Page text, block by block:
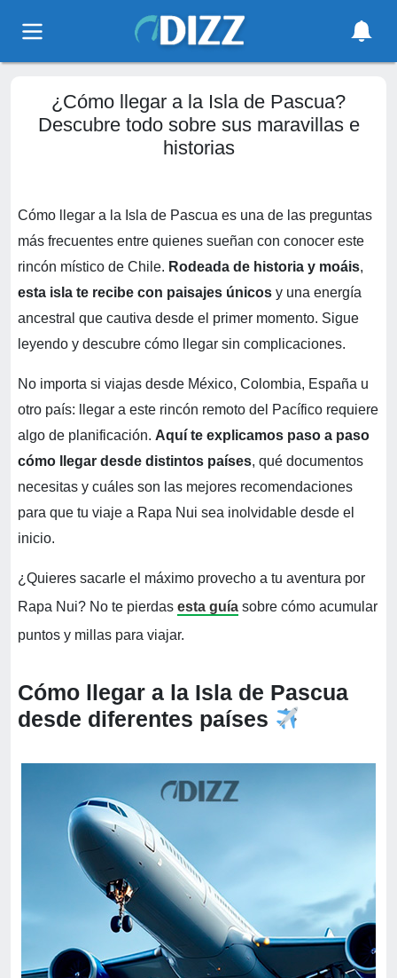
¿Cómo llegar a la Isla de Pascua?
Descubre todo sobre sus maravillas e
historias
Cómo llegar a la Isla de Pascua es una de las preguntas
más frecuentes entre quienes sueñan con conocer este
rincón místico de Chile. Rodeada de historia y moáis,
esta isla te recibe con paisajes únicos y una energía
ancestral que cautiva desde el primer momento. Sigue
leyendo y descubre cómo llegar sin complicaciones.
No importa si viajas desde México, Colombia, España u
otro país: llegar a este rincón remoto del Pacífico requiere
algo de planificación. Aquí te explicamos paso a paso
cómo llegar desde distintos países, qué documentos
necesitas y cuáles son las mejores recomendaciones
para que tu viaje a Rapa Nui sea inolvidable desde el
inicio.
¿Quieres sacarle el máximo provecho a tu aventura por
Rapa Nui? No te pierdas esta guía sobre cómo acumular
puntos y millas para viajar.
Cómo llegar a la Isla de Pascua
desde diferentes países